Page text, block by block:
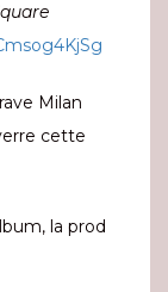
Milan
cette
la prod